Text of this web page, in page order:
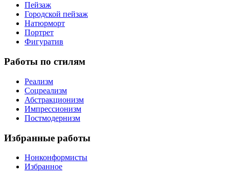
Пейзаж
Городской пейзаж
Натюрморт
Портрет
Фигуратив
Работы по стилям
Реализм
Соцреализм
Абстракционизм
Импрессионизм
Постмодернизм
Избранные работы
Нонконформисты
Избранное